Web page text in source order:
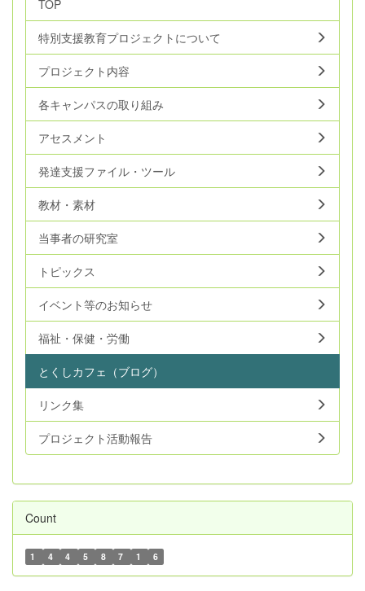
TOP
特別支援教育プロジェクトについて
プロジェクト内容
各キャンパスの取り組み
アセスメント
発達支援ファイル・ツール
教材・素材
当事者の研究室
トピックス
イベント等のお知らせ
福祉・保健・労働
とくしカフェ（ブログ）
リンク集
プロジェクト活動報告
Count
1 4 4 5 8 7 1 6